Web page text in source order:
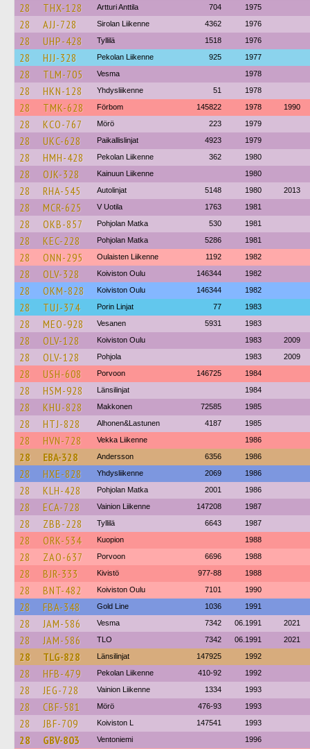
28 THX-128 Artturi Anttila 704 1975
28 AJJ-728 Sirolan Liikenne 4362 1976
28 UHP-428 Tyllilä 1518 1976
28 HJJ-328 Pekolan Liikenne 925 1977
28 TLM-705 Vesma 1978
28 HKN-128 Yhdysliikenne 51 1978
28 TMK-628 Förbom 145822 1978 1990
28 KCO-767 Mörö 223 1979
28 UKC-628 Paikallislinjat 4923 1979
28 HMH-428 Pekolan Liikenne 362 1980
28 OJK-328 Kainuun Liikenne 1980
28 RHA-545 Autolinjat 5148 1980 2013
28 MCR-625 V Uotila 1763 1981
28 OKB-857 Pohjolan Matka 530 1981
28 KEC-228 Pohjolan Matka 5286 1981
28 ONN-295 Oulaisten Liikenne 1192 1982
28 OLV-328 Koiviston Oulu 146344 1982
28 OKM-828 Koiviston Oulu 146344 1982
28 TUJ-374 Porin Linjat 77 1983
28 MEO-928 Vesanen 5931 1983
28 OLV-128 Koiviston Oulu 1983 2009
28 OLV-128 Pohjola 1983 2009
28 USH-608 Porvoon 146725 1984
28 HSM-928 Länsilinjat 1984
28 KHU-828 Makkonen 72585 1985
28 HTJ-828 Alhonen&Lastunen 4187 1985
28 HVN-728 Vekka Liikenne 1986
28 EBA-328 Andersson 6356 1986
28 HXE-828 Yhdysliikenne 2069 1986
28 KLH-428 Pohjolan Matka 2001 1986
28 ECA-728 Vainion Liikenne 147208 1987
28 ZBB-228 Tyllilä 6643 1987
28 ORK-534 Kuopion 1988
28 ZAO-637 Porvoon 6696 1988
28 BJR-333 Kivistö 977-88 1988
28 BNT-482 Koiviston Oulu 7101 1990
28 FBA-348 Gold Line 1036 1991
28 JAM-586 Vesma 7342 06.1991 2021
28 JAM-586 TLO 7342 06.1991 2021
28 TLG-828 Länsilinjat 147925 1992
28 HFB-479 Pekolan Liikenne 410-92 1992
28 JEG-728 Vainion Liikenne 1334 1993
28 CBF-581 Mörö 476-93 1993
28 JBF-709 Koiviston L 147541 1993
28 GBV-803 Ventoniemi 1996